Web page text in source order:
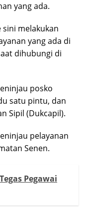
yang ada.
sini melakukan
yang ada di
dihubungi di
posko
satu pintu, dan
Sipil (Dukcapil).
pelayanan
Senen.
Pegawai